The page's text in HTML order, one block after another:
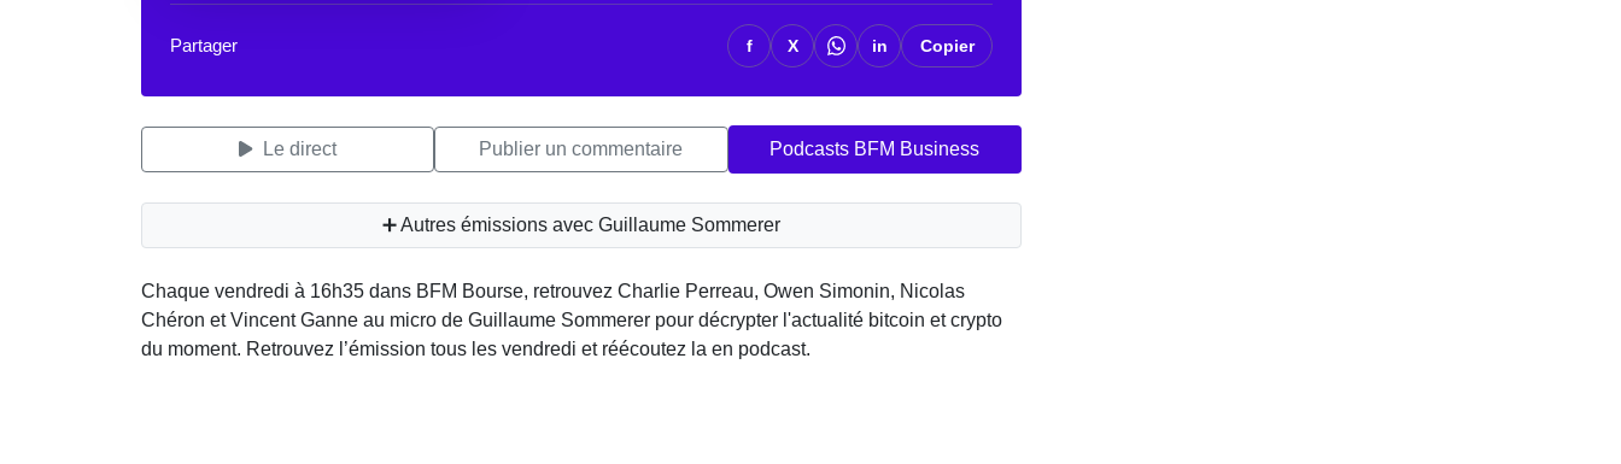
Partager f X in Copier
Le direct Publier un commentaire Podcasts BFM Business
➕ Autres émissions avec Guillaume Sommerer
Chaque vendredi à 16h35 dans BFM Bourse, retrouvez Charlie Perreau, Owen Simonin, Nicolas
Chéron et Vincent Ganne au micro de Guillaume Sommerer pour décrypter l'actualité bitcoin et crypto
du moment. Retrouvez l’émission tous les vendredi et réécoutez la en podcast.